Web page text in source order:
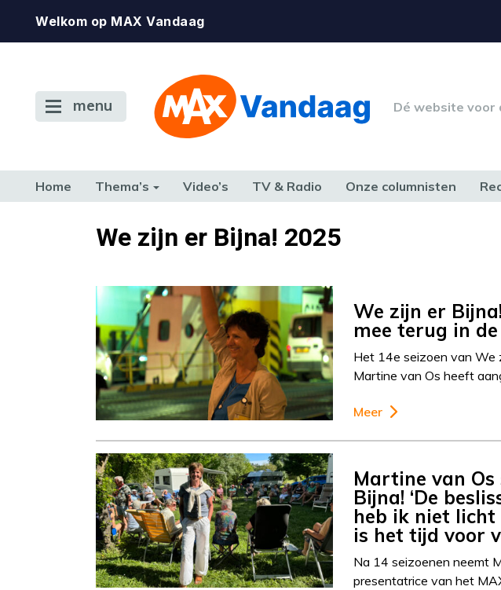
Welkom op MAX Vandaag
menu Dé website voor
Home Thema’s Video’s TV & Radio Onze columnisten
TERUG NAAR TOENWe zijn er Bijna! 2025
We zijn er
mee terug in
Het 14e seizoen van We
Martine van Os heeft
Meer
Martine van
Bijna! ‘De
heb ik niet licht
is het tijd voor
Na 14 seizoenen neemt
presentatrice van het